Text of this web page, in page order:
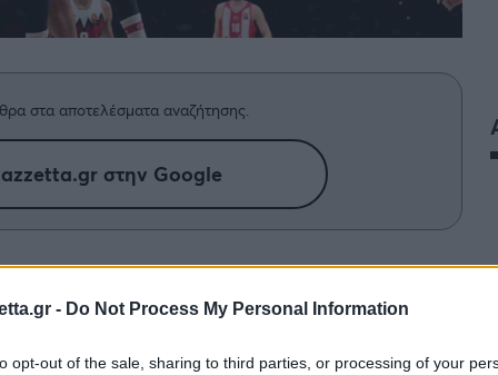
- Do Not Process My Personal Information
opt-out of the sale, sharing to third parties, or processing of your
στα αποτελέσματα αναζήτησης.
στην Google
«αιθέρες» και δίνει ένα
στη φετινή Euroleague,
σέντερ της διοργάνωσης.